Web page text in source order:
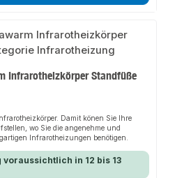
IP20Arbeitstemperatur 0 °C bis 40 °C
Infrarotheizkörper Standfüße
Damit könen Sie Ihre
wo Sie die angenehme und
Infrarotheizungen benötigen.
in 12 bis 13